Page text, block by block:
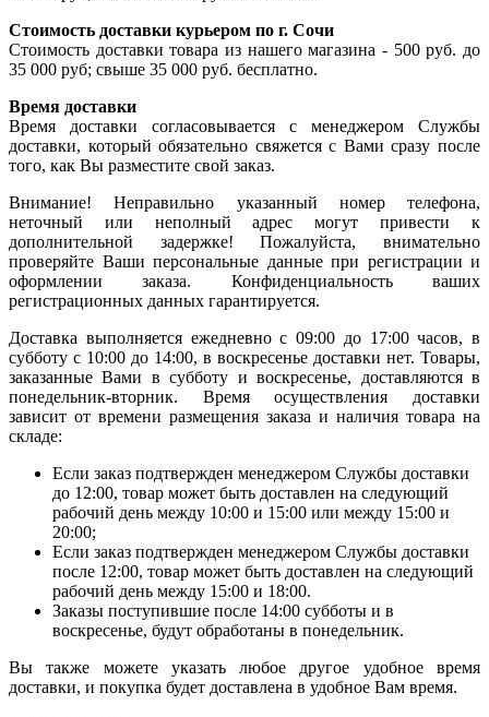
Стоимость доставки курьером по г. Сочи
Стоимость доставки товара из нашего магазина - 500 руб. до
35 000 руб; свыше 35 000 руб. бесплатно.
Время доставки
Время доставки согласовывается с менеджером Службы
доставки, который обязательно свяжется с Вами сразу после
того, как Вы разместите свой заказ.
Внимание! Неправильно указанный номер телефона,
неточный или неполный адрес могут привести к
дополнительной задержке! Пожалуйста, внимательно
проверяйте Ваши персональные данные при регистрации и
оформлении заказа. Конфиденциальность ваших
регистрационных данных гарантируется.
Доставка выполняется ежедневно с 09:00 до 17:00 часов, в
субботу с 10:00 до 14:00, в воскресенье доставки нет. Товары,
заказанные Вами в субботу и воскресенье, доставляются в
понедельник-вторник. Время осуществления доставки
зависит от времени размещения заказа и наличия товара на
складе:
Если заказ подтвержден менеджером Службы доставки
до 12:00, товар может быть доставлен на следующий
рабочий день между 10:00 и 15:00 или между 15:00 и
20:00;
Если заказ подтвержден менеджером Службы доставки
после 12:00, товар может быть доставлен на следующий
рабочий день между 15:00 и 18:00.
Заказы поступившие после 14:00 субботы и в
воскресенье, будут обработаны в понедельник.
Вы также можете указать любое другое удобное время
доставки, и покупка будет доставлена в удобное Вам время.